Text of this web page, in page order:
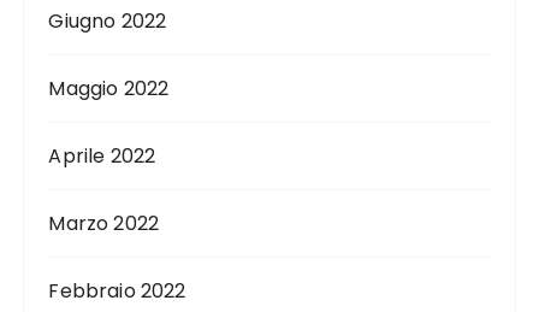
Giugno 2022
Maggio 2022
Aprile 2022
Marzo 2022
Febbraio 2022